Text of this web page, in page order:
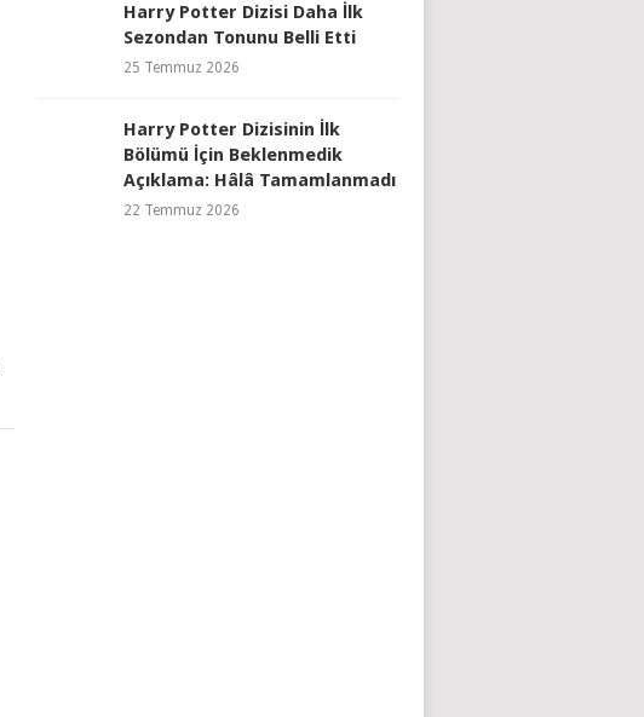
Harry Potter Dizisi Daha İlk
Sezondan Tonunu Belli Etti
25 Temmuz 2026
Harry Potter Dizisinin İlk
Bölümü İçin Beklenmedik
Açıklama: Hâlâ Tamamlanmadı
22 Temmuz 2026